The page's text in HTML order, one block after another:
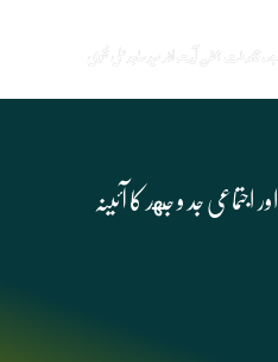
جد و جهد کا آئینہ